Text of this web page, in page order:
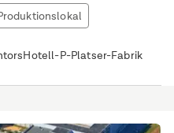
P-Platser-Fabrik